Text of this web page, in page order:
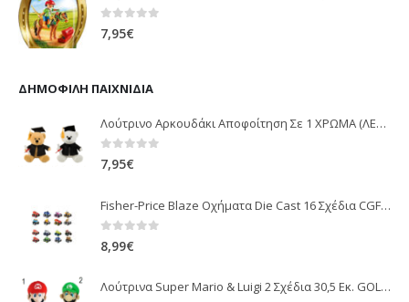
0out of 5
7,95€
ΔΗΜΟΦΙΛΉ ΠΑΙΧΝΊΔΙΑ
Λούτρινο Αρκουδάκι Αποφοίτηση Σε 1 ΧΡΩΜΑ (ΛΕΥΚΟ)25Εκ 1850
0out of 5
7,95€
Fisher-Price Blaze Οχήματα Die Cast 16 Σχέδια CGF20
0 out of 5
8,99€
Λούτρινα Super Mario & Luigi 2 Σχέδια 30,5 Εκ. GOL13769